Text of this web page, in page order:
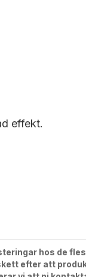
effekt.
hos de
efter att